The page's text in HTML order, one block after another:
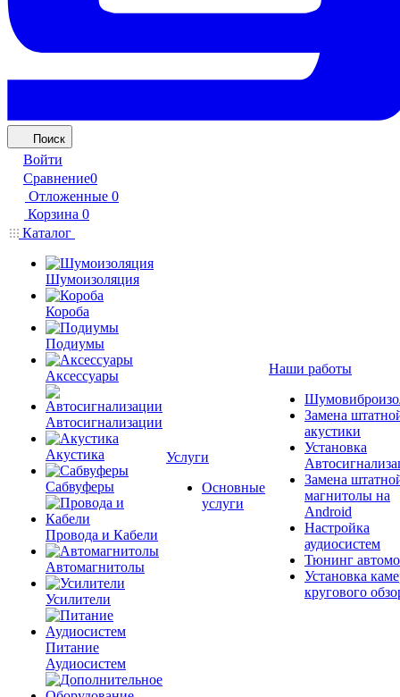
Поиск
Войти
Сравнение0
Отложенные 0
Корзина 0
Каталог
Шумоизоляция
Короба
Подиумы
Аксессуары
Автосигнализации
Акустика
Сабвуферы
Провода и Кабели
Автомагнитолы
Усилители
Питание
Аудиосистем
Услуги
Основные
услуги
Наши работы
Замена
акустики
Установка
Замена
магнитолы на
Android
Настройка
аудиосистем
Тюнинг
Установка
кругового